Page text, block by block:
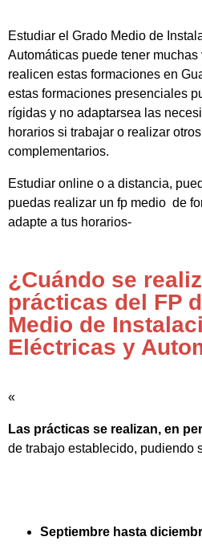
Estudiar el Grado Medio de
Automáticas puede tener
realicen estas formaciones en
estas formaciones presenciales
rígidas y no adaptarsea las
horarios si trabajar o realizar
complementarios.
Estudiar online o a distancia,
puedas realizar un fp medio de
adapte a tus horarios-
¿Cuándo se
prácticas del FP
Medio de
Eléctricas y
«
Las prácticas se realizan, en
de trabajo establecido, pudiendo
Septiembre hasta